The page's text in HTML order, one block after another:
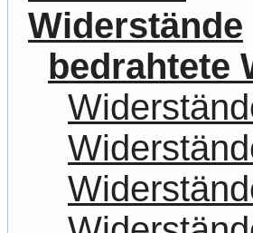
Widerstände
bedrahtete